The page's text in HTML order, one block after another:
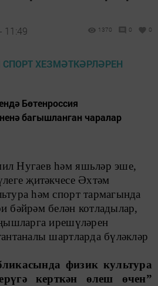
11:49 1370 0 0
Бөтенроссия
багышланган чаралар
Нугаев һәм яшьләр эше,
җитәкчесе Әхтәм
һәм спорт тармагында
бәйрәм белән котладылар,
ирешүләрен
шартларда бүләкләр
физик культура
керткән өлеш өчен”